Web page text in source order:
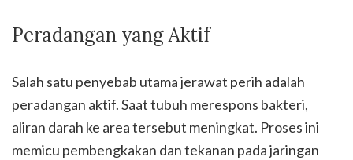
Peradangan yang Aktif
Salah satu penyebab utama jerawat perih adalah
peradangan aktif. Saat tubuh merespons bakteri,
aliran darah ke area tersebut meningkat. Proses ini
memicu pembengkakan dan tekanan pada jaringan